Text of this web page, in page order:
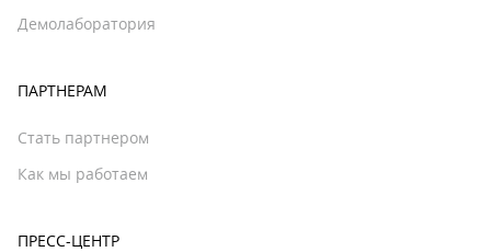
Демолаборатория
ПАРТНЕРАМ
Стать партнером
Как мы работаем
ПРЕСС-ЦЕНТР